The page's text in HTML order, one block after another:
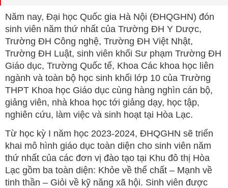
Năm nay, Đại học Quốc gia Hà Nội (ĐHQGHN) đón
sinh viên năm thứ nhất của Trường ĐH Y Dược,
Trường ĐH Công nghệ, Trường ĐH Việt Nhật,
Trường ĐH Luật, sinh viên khối Sư phạm Trường ĐH
Giáo dục, Trường Quốc tế, Khoa Các khoa học liên
ngành và toàn bộ học sinh khối lớp 10 của Trường
THPT Khoa học Giáo dục cùng hàng nghìn cán bộ,
giảng viên, nhà khoa học tới giảng dạy, học tập,
nghiên cứu, làm việc và sinh hoạt tại Hòa Lạc.
Từ học kỳ I năm học 2023-2024, ĐHQGHN sẽ triển
khai mô hình giáo dục toàn diện cho sinh viên năm
thứ nhất của các đơn vị đào tạo tại Khu đô thị Hòa
Lạc gồm ba toàn diện: Khỏe về thể chất – Mạnh về
tinh thần – Giỏi về kỹ năng xã hội. Sinh viên được